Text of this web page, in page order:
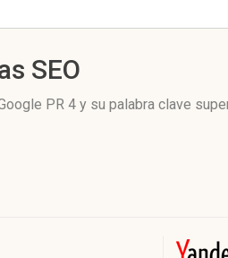
SEO
PR 4 y su palabra clave